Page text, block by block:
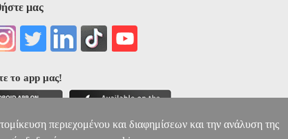
μας
το app μας!
περιεχομένου και διαφημίσεων και την ανάλυση της